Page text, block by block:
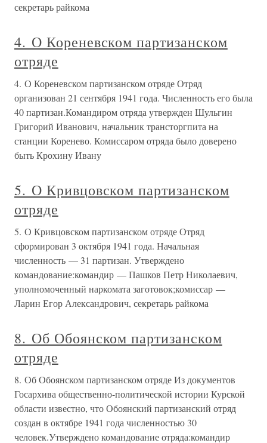
секретарь райкома
4. О Кореневском партизанском
отряде
4. О Кореневском партизанском отряде Отряд
организован 21 сентября 1941 года. Численность его была
40 партизан.Командиром отряда утвержден Шульгин
Григорий Иванович, начальник трансторгпита на
станции Коренево. Комиссаром отряда было доверено
быть Крохину Ивану
5. О Кривцовском партизанском
отряде
5. О Кривцовском партизанском отряде Отряд
сформирован 3 октября 1941 года. Начальная
численность — 31 партизан. Утверждено
командование:командир — Пашков Петр Николаевич,
уполномоченный наркомата заготовок;комиссар —
Ларин Егор Александрович, секретарь райкома
8. Об Обоянском партизанском
отряде
8. Об Обоянском партизанском отряде Из документов
Госархива общественно-политической истории Курской
области известно, что Обоянский партизанский отряд
создан в октябре 1941 года численностью 30
человек.Утверждено командование отряда:командир